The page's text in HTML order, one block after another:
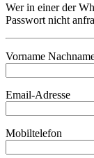
Wer in einer der
Passwort nicht
Vorname
Email-Adresse
Mobiltelefon